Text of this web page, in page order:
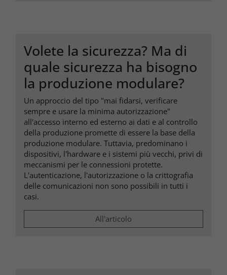
Volete la sicurezza? Ma di
quale sicurezza ha bisogno
la produzione modulare?
Un approccio del tipo "mai fidarsi, verificare
sempre e usare la minima autorizzazione"
all'accesso interno ed esterno ai dati e al controllo
della produzione promette di essere la base della
produzione modulare. Tuttavia, predominano i
dispositivi, l'hardware e i sistemi più vecchi, privi di
meccanismi per le connessioni protette.
L'autenticazione, l'autorizzazione o la crittografia
delle comunicazioni non sono possibili in tutti i
casi.
All'articolo